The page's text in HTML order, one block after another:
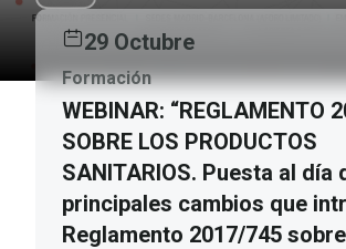
29 Octubre
Formación
WEBINAR: “REGLAMENTO
SOBRE LOS PRODUCTOS
SANITARIOS. Puesta al día
principales cambios que
Reglamento 2017/745